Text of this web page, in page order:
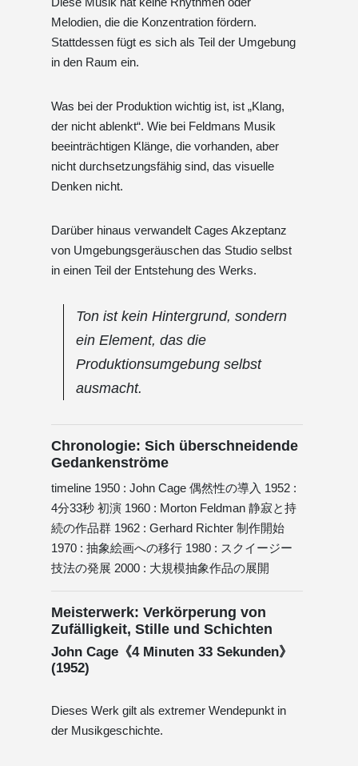
Melodien, die die Konzentration fördern.
Stattdessen fügt es sich als Teil der Umgebung
in den Raum ein.
Was bei der Produktion wichtig ist, ist „Klang,
der nicht ablenkt“. Wie bei Feldmans Musik
beeinträchtigen Klänge, die vorhanden, aber
nicht durchsetzungsfähig sind, das visuelle
Denken nicht.
Darüber hinaus verwandelt Cages Akzeptanz
von Umgebungsgeräuschen das Studio selbst
in einen Teil der Entstehung des Werks.
Ton ist kein Hintergrund, sondern
ein Element, das die
Produktionsumgebung selbst
ausmacht.
Chronologie: Sich überschneidende
Gedankenströme
timeline 1950 : John Cage 偶然性の導入 1952 :
4分33秒 初演 1960 : Morton Feldman 静寂と持
続の作品群 1962 : Gerhard Richter 制作開始
1970 : 抽象絵画への移行 1980 : スクイージー
技法の発展 2000 : 大規模抽象作品の展開
Meisterwerk: Verkörperung von
Zufälligkeit, Stille und Schichten
John Cage《4 Minuten 33 Sekunden》
(1952)
Dieses Werk gilt als extremer Wendepunkt in
der Musikgeschichte.